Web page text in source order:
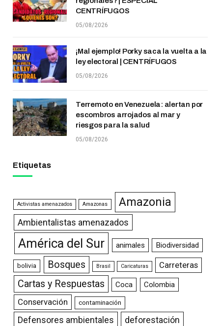
CENTRÍFUGOS
05/08/2026
¡Mal ejemplo! Porky saca la vuelta a la
ley electoral | CENTRÍFUGOS
05/08/2026
Terremoto en Venezuela: alertan por
escombros arrojados al mar y
riesgos para la salud
05/08/2026
Etiquetas
Activistas amenazados Amazonas Amazonia
Ambientalistas amenazados
América del Sur animales Biodiversidad
bolivia Bosques Brasil Caricaturas Carreteras
Cartas y Respuestas Coca Colombia
Conservación contaminación
Defensores ambientales deforestación